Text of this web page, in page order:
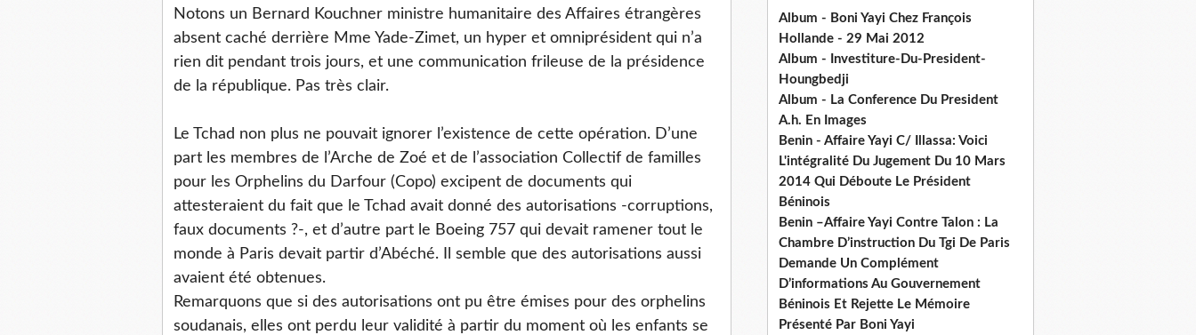
Notons un Bernard Kouchner ministre humanitaire des Affaires étrangères
absent caché derrière Mme Yade-Zimet, un hyper et omniprésident qui n’a
rien dit pendant trois jours, et une communication frileuse de la présidence
de la république. Pas très clair.
Le Tchad non plus ne pouvait ignorer l’existence de cette opération. D’une
part les membres de l’Arche de Zoé et de l’association Collectif de familles
pour les Orphelins du Darfour (Copo) excipent de documents qui
attesteraient du fait que le Tchad avait donné des autorisations -corruptions,
faux documents ?-, et d’autre part le Boeing 757 qui devait ramener tout le
monde à Paris devait partir d’Abéché. Il semble que des autorisations aussi
avaient été obtenues.
Remarquons que si des autorisations ont pu être émises pour des orphelins
soudanais, elles ont perdu leur validité à partir du moment où les enfants se
Album - Boni Yayi Chez François
Hollande - 29 Mai 2012
Album - Investiture-Du-President-
Houngbedji
Album - La Conference Du President
A.h. En Images
Benin - Affaire Yayi C/ Illassa: Voici
L'intégralité Du Jugement Du 10 Mars
2014 Qui Déboute Le Président
Béninois
Benin –Affaire Yayi Contre Talon : La
Chambre D’instruction Du Tgi De Paris
Demande Un Complément
D’informations Au Gouvernement
Béninois Et Rejette Le Mémoire
Présenté Par Boni Yayi